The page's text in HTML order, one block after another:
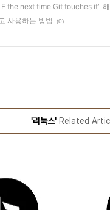
the next time Git touches it" 해
사용하는 방법 (0)
'리눅스'Related